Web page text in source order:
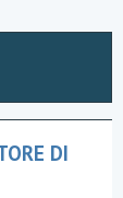
DI